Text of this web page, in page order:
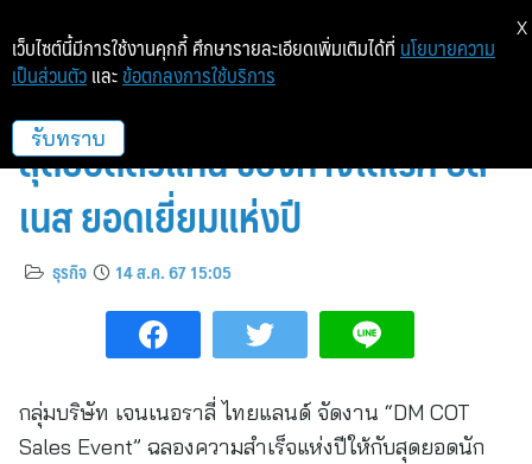
เจนเนอราลี่ ไทยแลนด์ มอบรางวัล
สุดยอดตัวแทน ช่องทางไดเรค บิสิ
เนส ยอดเยี่ยมแห่งปี
ธุรกิจ 14 ส.ค. 67 15:05
กลุ่มบริษัท เจนเนอราลี่ ไทยแลนด์ จัดงาน “DM COT
Sales Event” ฉลองความสำเร็จแห่งปีให้กับสุดยอดนัก
เว็บไซต์นี้มีการใช้งานคุกกี้ ศึกษารายละเอียดเพิ่มเติมได้ที่ นโยบายความ
เป็นส่วนตัว และ ข้อตกลงการใช้บริการ
รับทราบ
X